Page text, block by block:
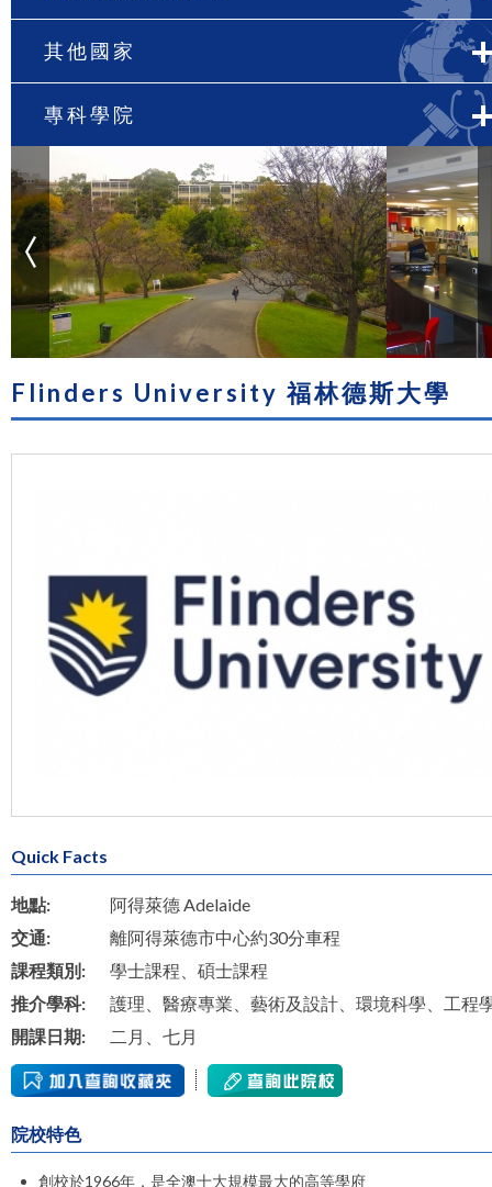
其他國家
專科學院
Flinders University 福林德斯大學
Quick Facts
地點:
阿得萊德 Adelaide
交通:
離阿得萊德市中心約30分車程
課程類別:
學士課程、碩士課程
推介學科:
護理、醫療專業、藝術及設計、環境科學、工程
開課日期:
二月、七月
院校特色
創校於1966年，是全澳十大規模最大的高等學府